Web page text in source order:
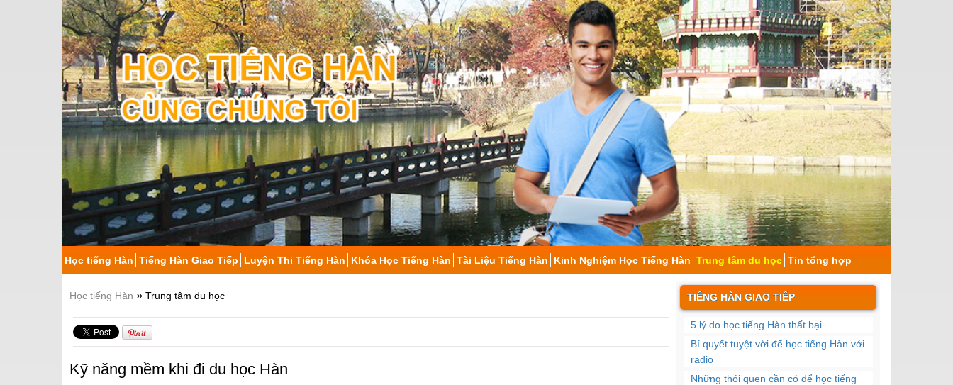
Học tiếng Hàn Tiếng Hàn Giao Tiếp Luyện Thi Tiếng Hàn Khóa Học Tiếng Hàn Tài Liệu Tiếng Hàn Kinh Nghiệm Học Tiếng Hàn Trung tâm du học Tin tổng hợp
Học tiếng Hàn » Trung tâm du học
Kỹ năng mềm khi đi du học Hàn
TIẾNG HÀN GIAO TIẾP
5 lý do học tiếng Hàn thất bại
Bí quyết tuyệt vời để học tiếng Hàn với
radio
Những thói quen cần có để học tiếng